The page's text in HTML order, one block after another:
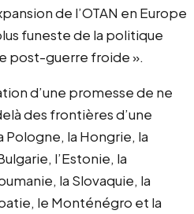
de l’OTAN en Europe
funeste de la politique
post-guerre froide ».
d’une promesse de ne
des frontières d’une
Pologne, la Hongrie, la
l’Estonie, la
la Slovaquie, la
le Monténégro et la